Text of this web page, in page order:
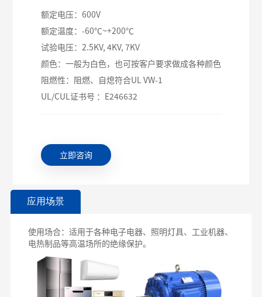
额定电压：600V
额定温度：-60℃~+200℃
试验电压：2.5KV, 4KV, 7KV
颜色：一般为白色，也可按客户要求做成各种颜色
阻燃性：阻燃、自熄符合UL VW-1
UL/CUL证书号 ：E246632
立即咨询
应用场景
使用场合：适用于各种电子电器、照明灯具、工业机器、
电热制品等高温场所的绝缘保护。